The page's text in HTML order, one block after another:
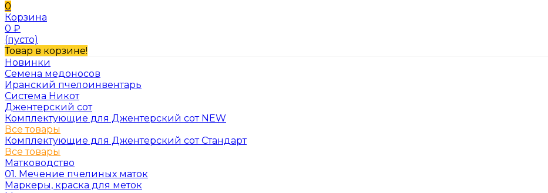
0
Корзина
0 ₽
(пусто)
Товар в корзине!
Новинки
Семена медоносов
Иранский пчелоинвентарь
Система Никот
Джентерский сот
Комплектующие для Джентерский сот NEW
Все товары
Комплектующие для Джентерский сот Стандарт
Все товары
Матководство
01. Мечение пчелиных маток
Маркеры, краска для меток